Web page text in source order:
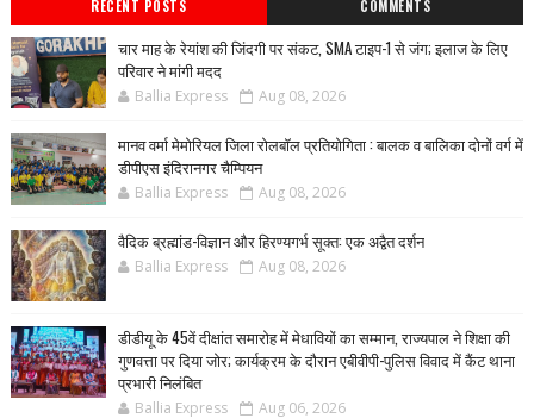
RECENT POSTS COMMENTS
चार माह के रेयांश की जिंदगी पर संकट, SMA टाइप-1 से जंग; इलाज के लिए
परिवार ने मांगी मदद
Ballia Express Aug 08, 2026
मानव वर्मा मेमोरियल जिला रोलबॉल प्रतियोगिता : बालक व बालिका दोनों वर्ग में
डीपीएस इंदिरानगर चैम्पियन
Ballia Express Aug 08, 2026
वैदिक ब्रह्मांड-विज्ञान और हिरण्यगर्भ सूक्त: एक अद्वैत दर्शन
Ballia Express Aug 08, 2026
डीडीयू के 45वें दीक्षांत समारोह में मेधावियों का सम्मान, राज्यपाल ने शिक्षा की
गुणवत्ता पर दिया जोर; कार्यक्रम के दौरान एबीवीपी-पुलिस विवाद में कैंट थाना
प्रभारी निलंबित
Ballia Express Aug 06, 2026